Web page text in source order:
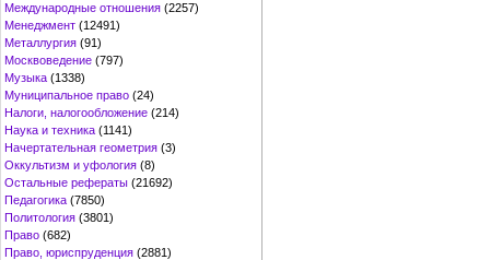
Международные отношения (2257)
Менеджмент (12491)
Металлургия (91)
Москвоведение (797)
Музыка (1338)
Муниципальное право (24)
Налоги, налогообложение (214)
Наука и техника (1141)
Начертательная геометрия (3)
Оккультизм и уфология (8)
Остальные рефераты (21692)
Педагогика (7850)
Политология (3801)
Право (682)
Право, юриспруденция (2881)